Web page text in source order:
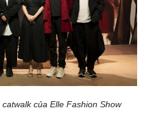
của Elle Fashion Show